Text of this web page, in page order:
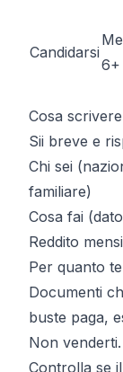
Candidarsi
6+
Cosa
Sii breve e
Chi sei
familiare)
Cosa fai
Reddito
Per quanto
Documenti
buste paga,
Non
Controlla se